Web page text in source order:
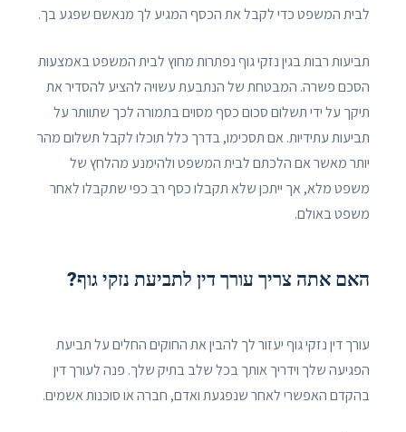
לבית המשפט כדי לקבל את הכסף המגיע לך מנאשם שפגע בך.
תביעות רבות בגין נזקי גוף נפתרות מחוץ לבית המשפט באמצעות
הסכם פשרה. המבטחת של הנתבעת עשויה להציע להסדיר את
תיקך על ידי תשלום סכום כסף מסוים בתמורה לכך שתוותר על
תביעות עתידיות. אם תסכימו, בדרך כלל תוכלו לקבל תשלום מהר
יותר מאשר אם הלכתם לבית המשפט ולהימנע מהלחץ של
משפט מלא, אך ייתכן שלא תקבלו כסף רב כפי שתקבלו לאחר
משפט באולם.
האם אתה צריך עורך דין לתביעת נזקי גוף?
עורך דין נזקי גוף יעזור לך להבין את החוקים החלים על תביעת
הפגיעה שלך וידריך אותך בכל שלב בתיק שלך. פנה לעורך דין
בהקדם האפשרי לאחר שנפגעת ואדם, חברה או סוכנות אשמים.